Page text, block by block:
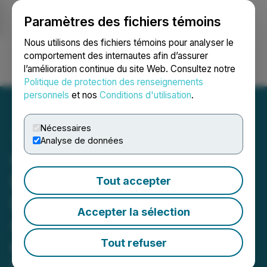
Paramètres des fichiers témoins
Nous utilisons des fichiers témoins pour analyser le
comportement des internautes afin d’assurer
l’amélioration continue du site Web. Consultez notre
Politique de protection des renseignements
personnels et nos Conditions d'utilisation.
Nécessaires
Analyse de données
Tout accepter
Accepter la sélection
Tout refuser
Ouvrir une session Recherche English
Quebec Innovative
Materials Corp. et
DiagnaMed Holdings Corp.
signent un protocole
d'entente avec la Première